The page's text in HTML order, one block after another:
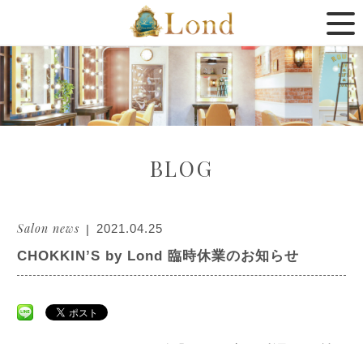
BLOG
Salon news 2021.04.25
CHOKKIN’S by Lond 臨時休業のお知らせ